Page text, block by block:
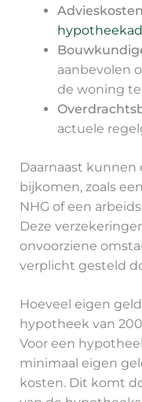
aanbevolen
de woning
actuele
Daarnaast kunnen
bijkomen, zoals
NHG of een
Deze
onvoorziene
verplicht gesteld
Hoeveel eigen
hypotheek van
Voor een
minimaal eigen
kosten. Dit komt